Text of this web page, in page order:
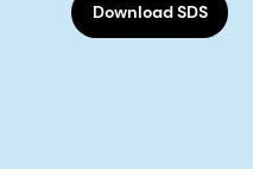
Download SDS